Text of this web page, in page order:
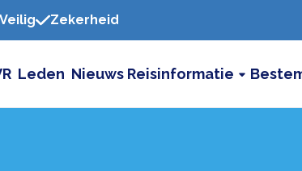
Veilig Zekerheid
Leden Nieuws Reisinformatie